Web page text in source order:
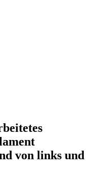
von links und